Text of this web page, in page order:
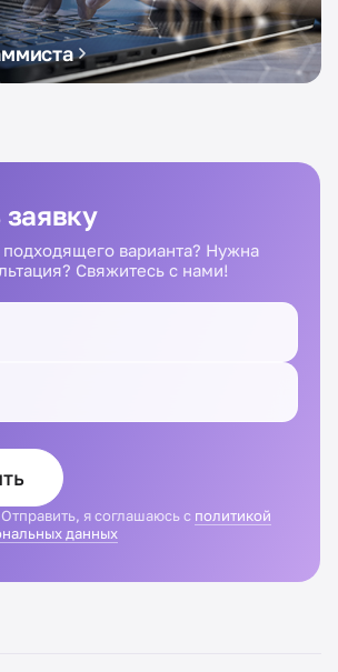
заявку
варианта? Нужна
Свяжитесь с нами!
я соглашаюсь с политикой
данных